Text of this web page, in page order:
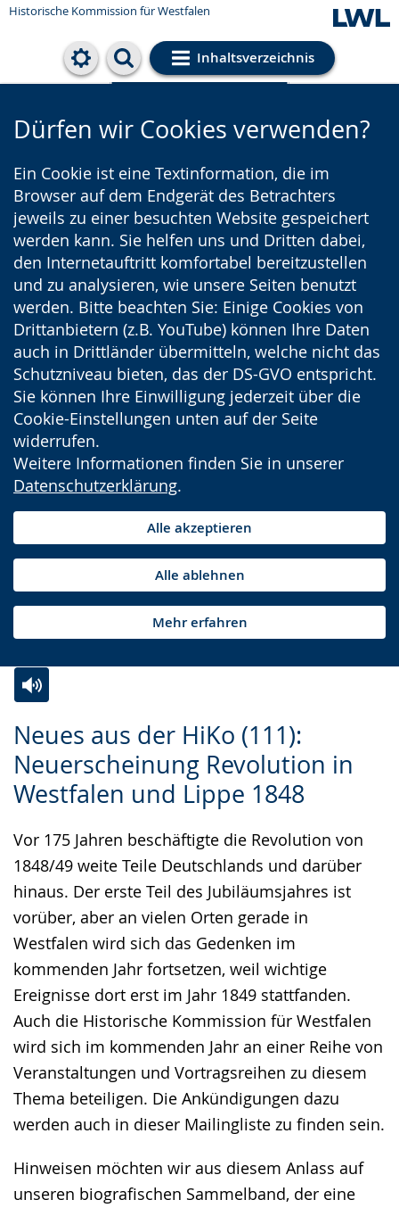
Historische Kommission für Westfalen
Inhaltsverzeichnis
Cookie-Einstellungen
Dürfen wir Cookies verwenden?
Ein Cookie ist eine Textinformation, die im
Browser auf dem Endgerät des Betrachters
jeweils zu einer besuchten Website gespeichert
werden kann. Sie helfen uns und Dritten dabei,
den Internetauftritt komfortabel bereitzustellen
und zu analysieren, wie unsere Seiten benutzt
werden. Bitte beachten Sie: Einige Cookies von
Drittanbietern (z.B. YouTube) können Ihre Daten
auch in Drittländer übermitteln, welche nicht das
Schutzniveau bieten, das der DS-GVO entspricht.
Sie können Ihre Einwilligung jederzeit über die
Cookie-Einstellungen unten auf der Seite
widerrufen.
Weitere Informationen finden Sie in unserer
Datenschutzerklärung.
Alle akzeptieren
Alle ablehnen
Mehr erfahren
Neues aus der HiKo (111):
Neuerscheinung Revolution in
Westfalen und Lippe 1848
Vor 175 Jahren beschäftigte die Revolution von
1848/49 weite Teile Deutschlands und darüber
hinaus. Der erste Teil des Jubiläumsjahres ist
vorüber, aber an vielen Orten gerade in
Westfalen wird sich das Gedenken im
kommenden Jahr fortsetzen, weil wichtige
Ereignisse dort erst im Jahr 1849 stattfanden.
Auch die Historische Kommission für Westfalen
wird sich im kommenden Jahr an einer Reihe von
Veranstaltungen und Vortragsreihen zu diesem
Thema beteiligen. Die Ankündigungen dazu
werden auch in dieser Mailingliste zu finden sein.
Hinweisen möchten wir aus diesem Anlass auf
unseren biografischen Sammelband, der eine
Leichten
Sprache
wechseln.
Audio-
Unterstützung.
Video
in
Deutscher
wird
angezeigt.